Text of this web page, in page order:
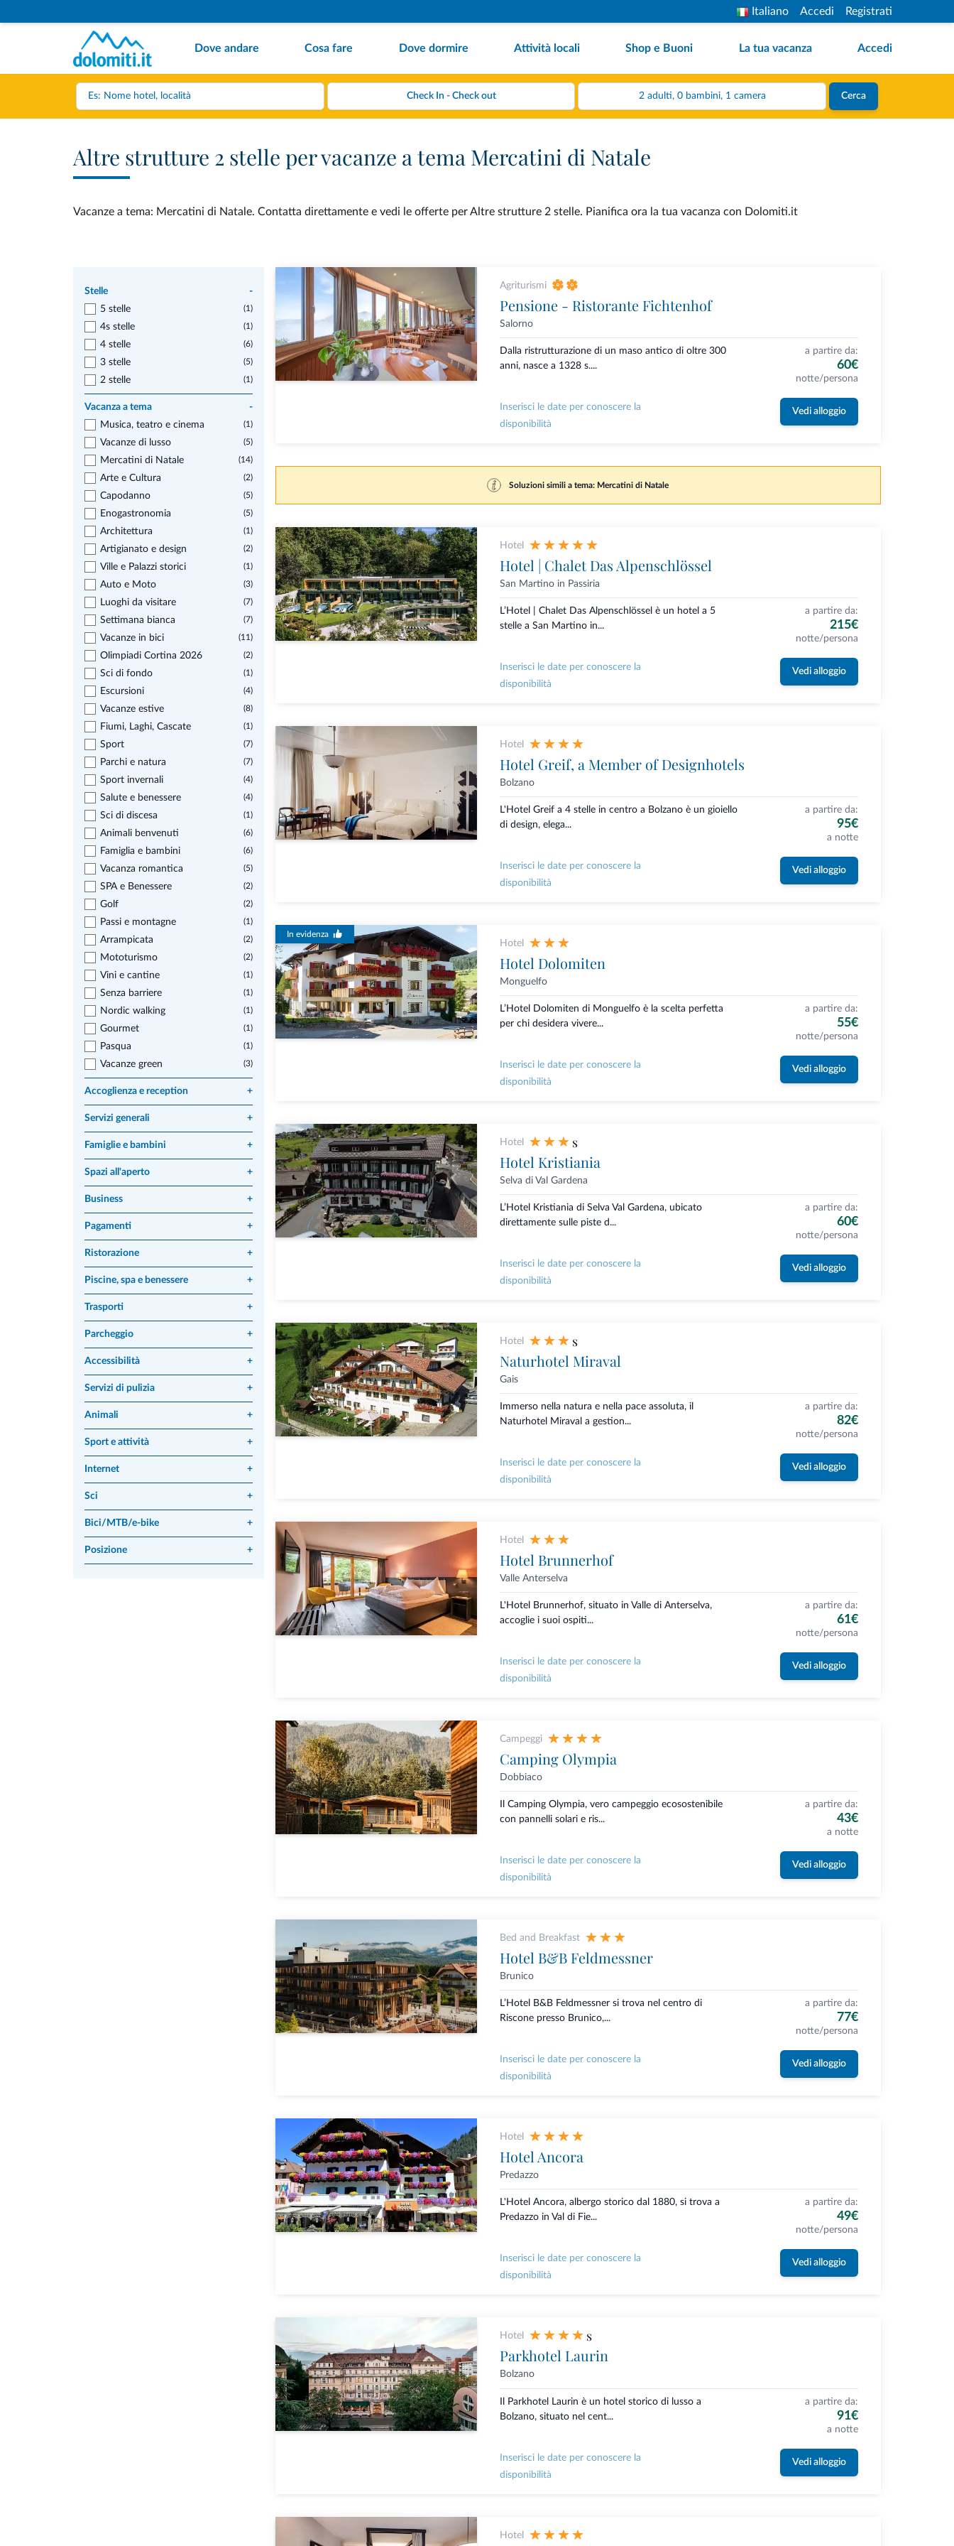
Italiano Accedi Registrati
Dove andare Cosa fare Dove dormire Attività locali Shop e Buoni La tua vacanza Accedi
2 adulti, 0 bambini, 1 camera Cerca
Altre strutture 2 stelle per vacanze a tema Mercatini di Natale
Vacanze a tema: Mercatini di Natale. Contatta direttamente e vedi le offerte per Altre strutture 2 stelle. Pianifica ora la tua vacanza con Dolomiti.it
Stelle
-
5 stelle
(1)
4s stelle (1)
4 stelle (6)
3 stelle (5)
2 stelle (1)
Vacanza a tema
-
Musica, teatro e cinema
(1)
Vacanze di lusso (5)
Mercatini di Natale (14)
Arte e Cultura (2)
Capodanno (5)
Enogastronomia (5)
Architettura (1)
Artigianato e design (2)
Ville e Palazzi storici (1)
Auto e Moto (3)
Luoghi da visitare (7)
Settimana bianca (7)
Vacanze in bici (11)
Olimpiadi Cortina 2026 (2)
Sci di fondo (1)
Escursioni (4)
Vacanze estive (8)
Fiumi, Laghi, Cascate (1)
Sport (7)
Parchi e natura (7)
Sport invernali (4)
Salute e benessere (4)
Sci di discesa (1)
Animali benvenuti (6)
Famiglia e bambini (6)
Vacanza romantica (5)
SPA e Benessere (2)
Golf (2)
Passi e montagne (1)
Arrampicata (2)
Mototurismo (2)
Vini e cantine (1)
Senza barriere (1)
Nordic walking (1)
Gourmet (1)
Pasqua (1)
Vacanze green (3)
Accoglienza e reception +
Servizi generali +
Famiglie e bambini +
Spazi all'aperto +
Business +
Pagamenti +
Ristorazione +
Piscine, spa e benessere +
Trasporti +
Parcheggio +
Accessibilità +
Servizi di pulizia +
Animali +
Sport e attività +
Internet +
Sci +
Bici/MTB/e-bike +
Posizione +
Agriturismi
Pensione - Ristorante Fichtenhof
Salorno
Dalla ristrutturazione di un maso antico di oltre 300
anni, nasce a 1328 s....
a partire da:
60€
notte/persona
Inserisci le date per conoscere la
disponibilità
Vedi alloggio
Soluzioni simili a tema: Mercatini di Natale
Hotel
Hotel | Chalet Das Alpenschlössel
San Martino in Passiria
L’Hotel | Chalet Das Alpenschlössel è un hotel a 5
stelle a San Martino in...
a partire da:
215€
notte/persona
Inserisci le date per conoscere la
disponibilità
Vedi alloggio
Hotel
Hotel Greif, a Member of Designhotels
Bolzano
L'Hotel Greif a 4 stelle in centro a Bolzano è un gioiello
di design, elega...
a partire da:
95€
a notte
Inserisci le date per conoscere la
disponibilità
Vedi alloggio
In evidenza
Hotel
Hotel Dolomiten
Monguelfo
L’Hotel Dolomiten di Monguelfo è la scelta perfetta
per chi desidera vivere...
a partire da:
55€
notte/persona
Inserisci le date per conoscere la
disponibilità
Vedi alloggio
Hotel s
Hotel Kristiania
Selva di Val Gardena
L’Hotel Kristiania di Selva Val Gardena, ubicato
direttamente sulle piste d...
a partire da:
60€
notte/persona
Inserisci le date per conoscere la
disponibilità
Vedi alloggio
Hotel s
Naturhotel Miraval
Gais
Immerso nella natura e nella pace assoluta, il
Naturhotel Miraval a gestion...
a partire da:
82€
notte/persona
Inserisci le date per conoscere la
disponibilità
Vedi alloggio
Hotel
Hotel Brunnerhof
Valle Anterselva
L'Hotel Brunnerhof, situato in Valle di Anterselva,
accoglie i suoi ospiti...
a partire da:
61€
notte/persona
Inserisci le date per conoscere la
disponibilità
Vedi alloggio
Campeggi
Camping Olympia
Dobbiaco
Il Camping Olympia, vero campeggio ecosostenibile
con pannelli solari e ris...
a partire da:
43€
a notte
Inserisci le date per conoscere la
disponibilità
Vedi alloggio
Bed and Breakfast
Hotel B&B Feldmessner
Brunico
L’Hotel B&B Feldmessner si trova nel centro di
Riscone presso Brunico,...
a partire da:
77€
notte/persona
Inserisci le date per conoscere la
disponibilità
Vedi alloggio
Hotel
Hotel Ancora
Predazzo
L'Hotel Ancora, albergo storico dal 1880, si trova a
Predazzo in Val di Fie...
a partire da:
49€
notte/persona
Inserisci le date per conoscere la
disponibilità
Vedi alloggio
Hotel s
Parkhotel Laurin
Bolzano
Il Parkhotel Laurin è un hotel storico di lusso a
Bolzano, situato nel cent...
a partire da:
91€
a notte
Inserisci le date per conoscere la
disponibilità
Vedi alloggio
Hotel